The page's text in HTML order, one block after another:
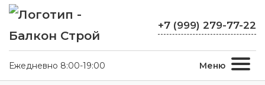
+7 (999) 279-77-22
Ежедневно 8:00-19:00 Меню